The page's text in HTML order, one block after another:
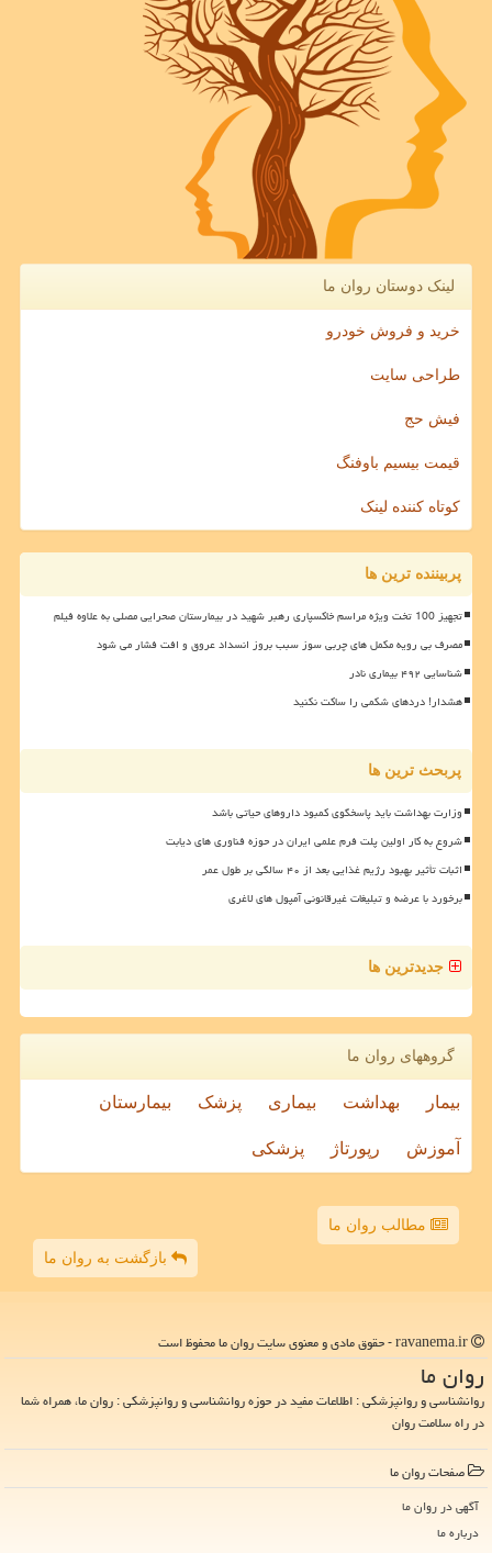
لینک دوستان روان ما
خرید و فروش خودرو
طراحی سایت
فیش حج
قیمت بیسیم باوفنگ
کوتاه کننده لینک
پربیننده ترین ها
تجهیز 100 تخت ویژه مراسم خاکسپاری رهبر شهید در بیمارستان صحرایی مصلی به علاوه فیلم
مصرف بی رویه مکمل های چربی سوز سبب بروز انسداد عروق و افت فشار می شود
شناسایی ۴۹۲ بیماری نادر
هشدار! دردهای شکمی را ساکت نکنید
پربحث ترین ها
وزارت بهداشت باید پاسخگوی کمبود داروهای حیاتی باشد
شروع به کار اولین پلت فرم علمی ایران در حوزه فناوری های دیابت
اثبات تأثیر بهبود رژیم غذایی بعد از ۴۰ سالگی بر طول عمر
برخورد با عرضه و تبلیغات غیرقانونی آمپول های لاغری
جدیدترین ها
گروههای روان ما
بیمار بهداشت بیماری پزشک بیمارستان
آموزش رپورتاژ پزشکی
مطالب روان ما
بازگشت به روان ما
روان ما
روانشناسی و روانپزشکی : اطلاعات مفید در حوزه روانشناسی و روانپزشکی : روان ما، همراه شما
در راه سلامت روان
صفحات روان ما
آگهی در روان ما
درباره ما